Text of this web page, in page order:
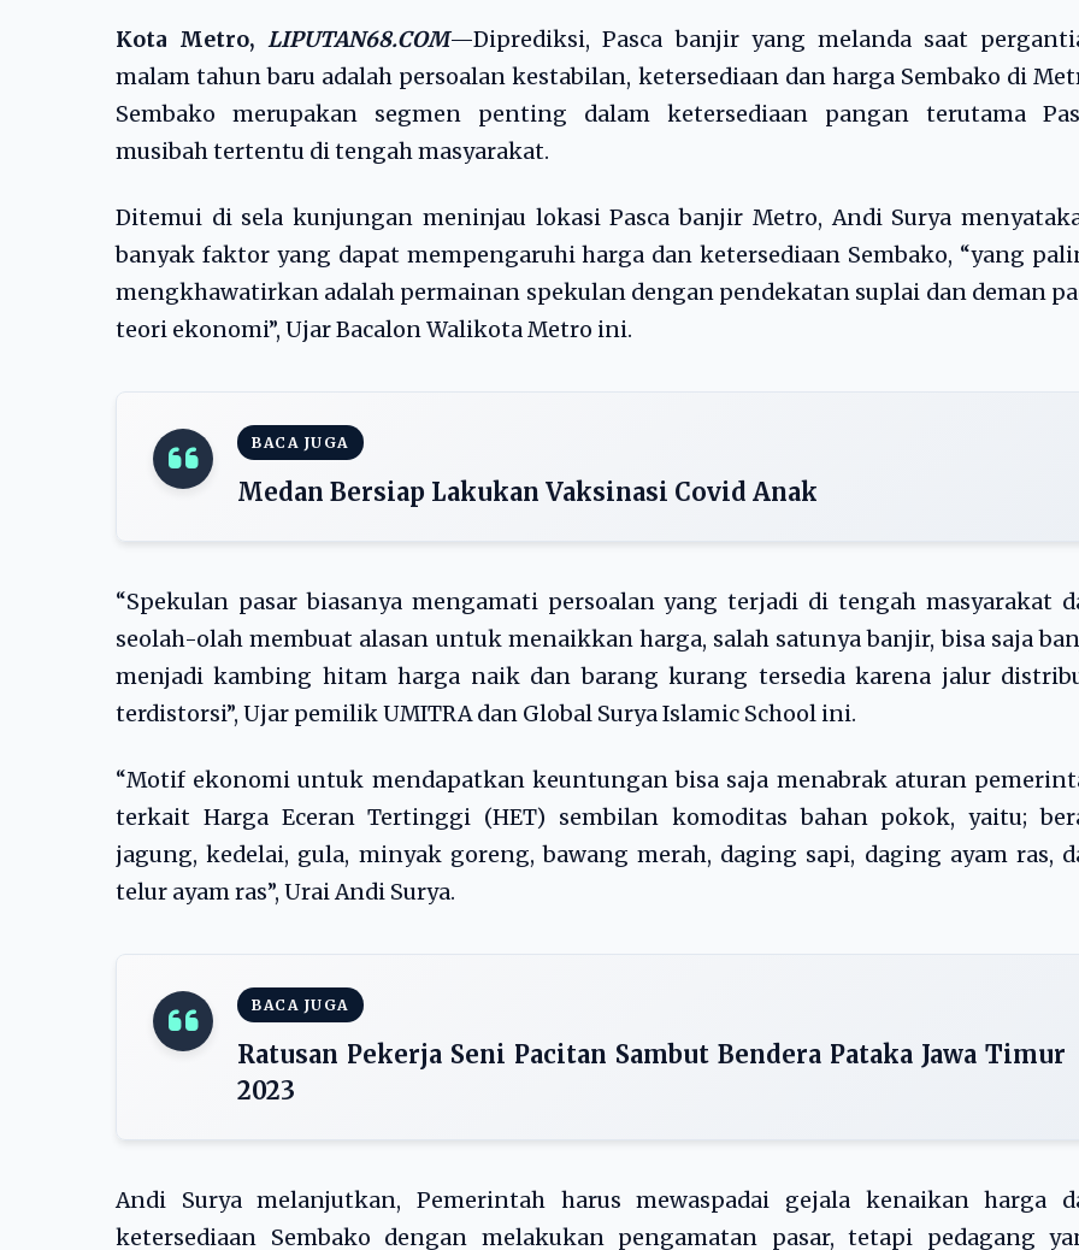
Kota Metro,LIPUTAN68.COM—Diprediksi, Pasca banjir yang melanda saat
malam tahun baru adalah persoalan kestabilan, ketersediaan dan harga Sembako di
Sembako merupakan segmen penting dalam ketersediaan pangan terutama
musibah tertentu di tengah masyarakat.
Ditemui di sela kunjungan meninjau lokasi Pasca banjir Metro, Andi Surya
banyak faktor yang dapat mempengaruhi harga dan ketersediaan Sembako, “yang
mengkhawatirkan adalah permainan spekulan dengan pendekatan suplai dan deman
teori ekonomi”, Ujar Bacalon Walikota Metro ini.
BACA JUGA
Medan Bersiap Lakukan Vaksinasi Covid Anak
“Spekulan pasar biasanya mengamati persoalan yang terjadi di tengah masyarakat
seolah-olah membuat alasan untuk menaikkan harga, salah satunya banjir, bisa saja
menjadi kambing hitam harga naik dan barang kurang tersedia karena jalur
terdistorsi”, Ujar pemilik UMITRA dan Global Surya Islamic School ini.
“Motif ekonomi untuk mendapatkan keuntungan bisa saja menabrak aturan
terkait Harga Eceran Tertinggi (HET) sembilan komoditas bahan pokok, yaitu;
jagung, kedelai, gula, minyak goreng, bawang merah, daging sapi, daging ayam ras,
telur ayam ras‎”, Urai Andi Surya.
BACA JUGA
Ratusan Pekerja Seni Pacitan Sambut Bendera Pataka Jawa Timur
2023
Andi Surya melanjutkan, Pemerintah harus mewaspadai gejala kenaikan harga
ketersediaan Sembako dengan melakukan pengamatan pasar, tetapi pedagang